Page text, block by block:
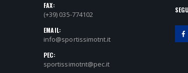
FAX:
(+39) 035-774102
EMAIL:
info@sportissimotnt.it
PEC:
sportissimotnt@pec.it